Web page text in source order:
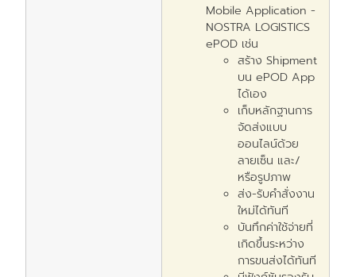
Mobile Application -
NOSTRA LOGISTICS
ePOD เช่น
สร้าง Shipment
บน ePOD App
ได้เอง
เก็บหลักฐานการ
จัดส่งแบบ
ออนไลน์ด้วย
ลายเซ็น และ/
หรือรูปภาพ
ส่ง-รับคำสั่งงาน
ใหม่ได้ทันที
บันทึกค่าใช้จ่ายที่
เกิดขึ้นระหว่าง
การขนส่งได้ทันที